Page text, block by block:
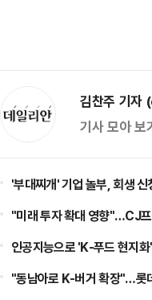
김찬주 기
기사 모아 보
'부대찌개' 기업 놀부, 회생
"미래 투자 확대 영향"…CJ
인공지능으로 'K-푸드 현지
"동남아로 K-버거 확장"…롯